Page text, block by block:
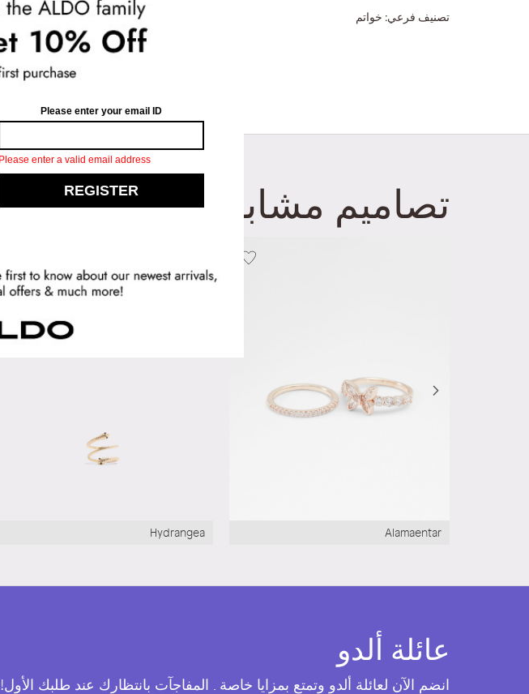
تصنيف فرعي: خواتم
تصاميم مشابهة
Hydrangea Alamaentar
عائلة ألدو
انضم الآن لعائلة ألدو وتمتع بمزايا خاصة . المفاجآت بانتظارك عند طلبك الأول!